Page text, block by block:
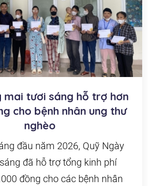
mai tươi sáng hỗ trợ hơn
cho bệnh nhân ung thư
nghèo
đầu năm 2026, Quỹ Ngày
đã hỗ trợ tổng kinh phí
đồng cho các bệnh nhân